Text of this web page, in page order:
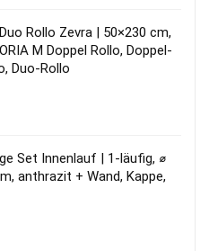
Rollo Zevra | 50×230 cm,
M Doppel Rollo, Doppel-
Duo-Rollo
Set Innenlauf | 1-läufig, ⌀
anthrazit + Wand, Kappe,